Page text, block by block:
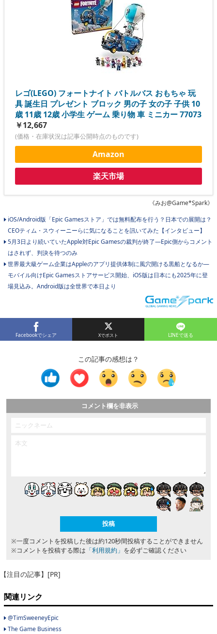
レゴ(LEGO) フォートナイト バトルバス おもちゃ 玩
具 誕生日 プレゼント ブロック 男の子 女の子 子供 10
歳 11歳 12歳 小学生 ゲーム 乗り物 車 ミニカー 77073
￥12,667
(価格・在庫状況は記事公開時点のものです)
Amazon
楽天市場
《みお@Game*Spark》
iOS/Android版「Epic Gamesストア」では無料配布を行う？日本での展開は？
CEOティム・スウィーニーらに気になることを訊いてみた【インタビュー】
5月3日より続いていたApple対Epic Gamesの裁判が終了―Epic側からコメント
はされず、判決を待つのみ
世界最大級ゲーム企業はAppleのアプリ提供体制に風穴開ける黒船となるか―
モバイル向けEpic Gamesストアサービス開始、iOS版は日本にも2025年に登
場見込み。Android版は全世界で本日より
Facebookでシェア LINEで送る
この記事の感想は？
コメント欄を非表示
※一度コメントを投稿した後は約120秒間投稿することができません
※コメントを投稿する際は 「利用規約」 を必ずご確認ください
【注目の記事】[PR]
関連リンク
@TimSweeneyEpic
The Game Business